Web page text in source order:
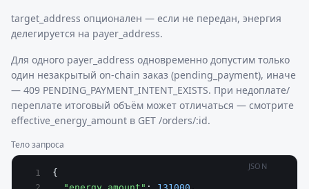
target_address опционален — если не передан, энергия
делегируется на payer_address.
Для одного payer_address одновременно допустим только
один незакрытый on-chain заказ (pending_payment), иначе
— 409 PENDING_PAYMENT_INTENT_EXISTS. При недоплате/
переплате итоговый объём может отличаться — смотрите
effective_energy_amount в GET /orders/:id.
Тело запроса
JSON
{